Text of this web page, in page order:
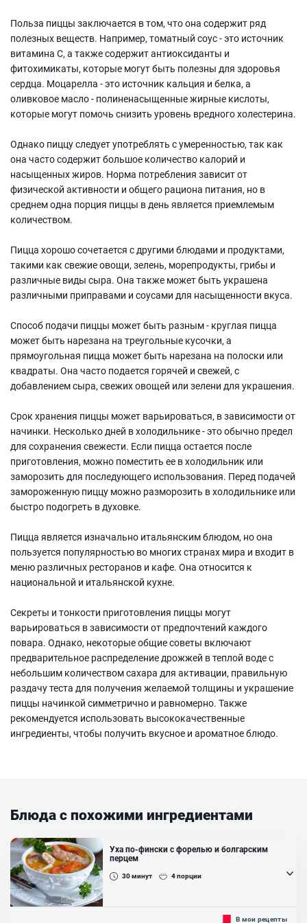
Польза пиццы заключается в том, что она содержит ряд
полезных веществ. Например, томатный соус - это источник
витамина С, а также содержит антиоксиданты и
фитохимикаты, которые могут быть полезны для здоровья
сердца. Моцарелла - это источник кальция и белка, а
оливковое масло - полиненасыщенные жирные кислоты,
которые могут помочь снизить уровень вредного холестерина.
Однако пиццу следует употреблять с умеренностью, так как
она часто содержит большое количество калорий и
насыщенных жиров. Норма потребления зависит от
физической активности и общего рациона питания, но в
среднем одна порция пиццы в день является приемлемым
количеством.
Пицца хорошо сочетается с другими блюдами и продуктами,
такими как свежие овощи, зелень, морепродукты, грибы и
различные виды сыра. Она также может быть украшена
различными приправами и соусами для насыщенности вкуса.
Способ подачи пиццы может быть разным - круглая пицца
может быть нарезана на треугольные кусочки, а
прямоугольная пицца может быть нарезана на полоски или
квадраты. Она часто подается горячей и свежей, с
добавлением сыра, свежих овощей или зелени для украшения.
Срок хранения пиццы может варьироваться, в зависимости от
начинки. Несколько дней в холодильнике - это обычно предел
для сохранения свежести. Если пицца остается после
приготовления, можно поместить ее в холодильник или
заморозить для последующего использования. Перед подачей
замороженную пиццу можно разморозить в холодильнике или
быстро подогреть в духовке.
Пицца является изначально итальянским блюдом, но она
пользуется популярностью во многих странах мира и входит в
меню различных ресторанов и кафе. Она относится к
национальной и итальянской кухне.
Секреты и тонкости приготовления пиццы могут
варьироваться в зависимости от предпочтений каждого
повара. Однако, некоторые общие советы включают
предварительное распределение дрожжей в теплой воде с
небольшим количеством сахара для активации, правильную
раздачу теста для получения желаемой толщины и украшение
пиццы начинкой симметрично и равномерно. Также
рекомендуется использовать высококачественные
ингредиенты, чтобы получить вкусное и ароматное блюдо.
Блюда с похожими ингредиентами
Уха по-фински с форелью и болгарским
перцем
30минут 4порции
Наваристый суп молочного цвета с обжаренными овощами иВ мои рецепты